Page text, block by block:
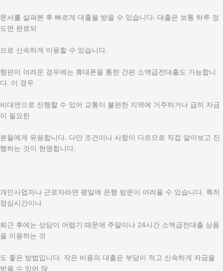
문서를 살펴본 후 빠르게 대출을 받을 수 있습니다. 대출은 보통 하루 정
도면 완료되
므로 신속하게 이용할 수 있습니다.
형편이 어려운 경우에는 휴대폰을 통한 간편 소액급전대출도 가능합니
다. 이 경우
비대면으로 진행할 수 있어 교통이 불편한 지역에 거주하거나 급히 자금
이 필요한
분들에게 유용합니다. 다만 조건이나 사항이 다르므로 직접 알아보고 진
행하는 것이 현명합니다.
개인사업자나 근로자라면 평일에 은행 방문이 어려울 수 있습니다. 특히
점심시간이나
퇴근 후에는 상담이 어렵기 때문에 주말이나 24시간 소액급전대출 상품
을 이용하는 것
도 좋은 방법입니다. 작은 비용의 대출은 부담이 적고 신속하게 자금을
받을 수 있어 많